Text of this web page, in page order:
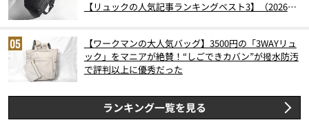
【リュックの人気記事ランキングベスト3】（2026年
【ワークマンの大人気バッグ】3500円の「3WAYリュ
ック」をマニアが絶賛！“しごできカバン”が撥水防汚
で評判以上に優秀だった
ランキング一覧を見る